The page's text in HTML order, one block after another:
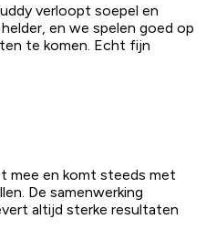
verloopt soepel en
en we spelen goed op
te komen. Echt fijn
mee en komt steeds met
De samenwerking
altijd sterke resultaten